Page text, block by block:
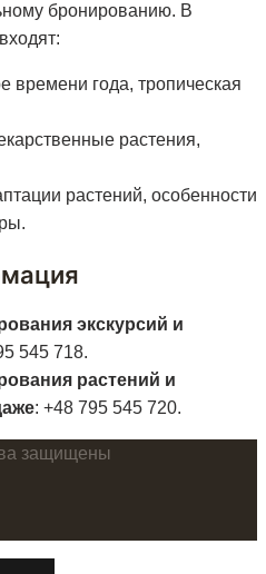
бронированию. В
времени года, тропическая
растения,
растений, особенности
экскурсий и
545 718.
растений и
: +48 795 545 720.
защищены